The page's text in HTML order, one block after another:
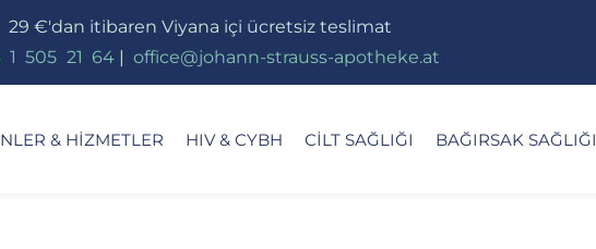
29 €'dan itibaren Viyana içi ücretsiz teslimat
_ 1 505_ 21 64| office@johann-strauss-apotheke.at
& HIZMETLER HIV & CYBH CILT SAĞLIĞI BAĞIRSAK SAĞLIĞI